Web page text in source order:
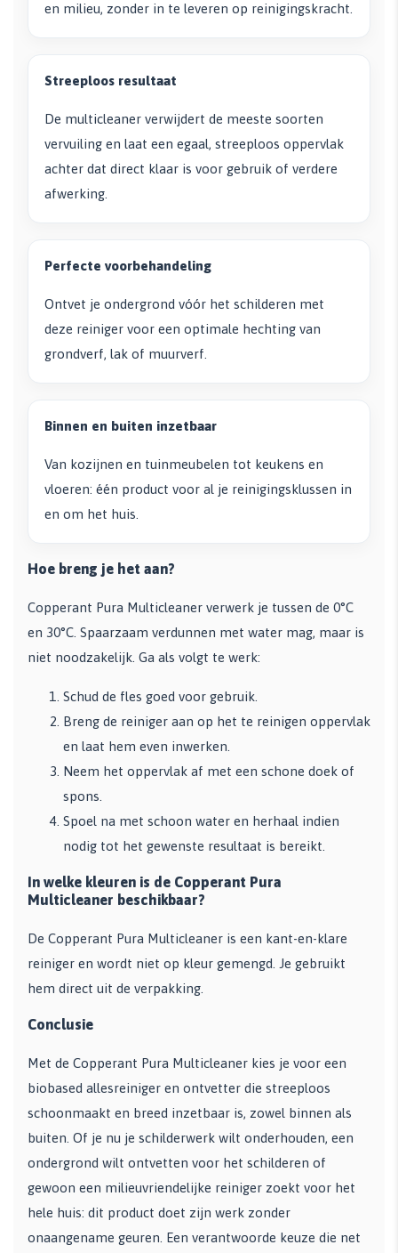
en milieu, zonder in te leveren op reinigingskracht.
Streeploos resultaat
De multicleaner verwijdert de meeste soorten
vervuiling en laat een egaal, streeploos oppervlak
achter dat direct klaar is voor gebruik of verdere
afwerking.
Perfecte voorbehandeling
Ontvet je ondergrond vóór het schilderen met
deze reiniger voor een optimale hechting van
grondverf, lak of muurverf.
Binnen en buiten inzetbaar
Van kozijnen en tuinmeubelen tot keukens en
vloeren: één product voor al je reinigingsklussen in
en om het huis.
Hoe breng je het aan?
Copperant Pura Multicleaner verwerk je tussen de 0°C
en 30°C. Spaarzaam verdunnen met water mag, maar is
niet noodzakelijk. Ga als volgt te werk:
Schud de fles goed voor gebruik.
Breng de reiniger aan op het te reinigen oppervlak
en laat hem even inwerken.
Neem het oppervlak af met een schone doek of
spons.
Spoel na met schoon water en herhaal indien
nodig tot het gewenste resultaat is bereikt.
In welke kleuren is de Copperant Pura
Multicleaner beschikbaar?
De Copperant Pura Multicleaner is een kant-en-klare
reiniger en wordt niet op kleur gemengd. Je gebruikt
hem direct uit de verpakking.
Conclusie
Met de Copperant Pura Multicleaner kies je voor een
biobased allesreiniger en ontvetter die streeploos
schoonmaakt en breed inzetbaar is, zowel binnen als
buiten. Of je nu je schilderwerk wilt onderhouden, een
ondergrond wilt ontvetten voor het schilderen of
gewoon een milieuvriendelijke reiniger zoekt voor het
hele huis: dit product doet zijn werk zonder
onaangename geuren. Een verantwoorde keuze die net